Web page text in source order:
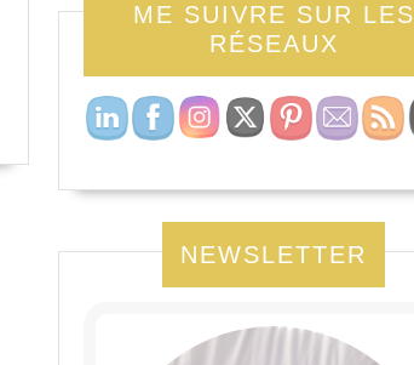
ME SUIVRE SUR LES
RÉSEAUX
NEWSLETTER